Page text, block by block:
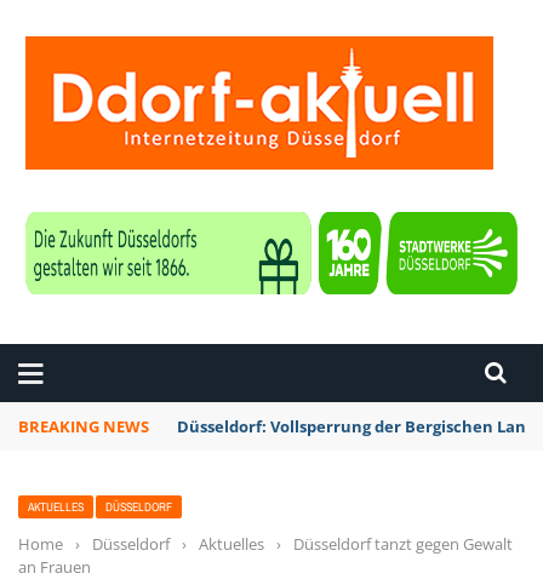
BREAKING NEWS Düsseldorf: Vollsperrung der Bergischen
AKTUELLES DÜSSELDORF
Home › Düsseldorf › Aktuelles ›
Düsseldorf tanzt gegen Gewalt
an Frauen